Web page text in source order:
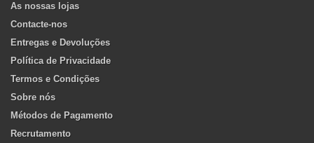
As nossas lojas
Contacte-nos
Entregas e Devoluções
Política de Privacidade
Termos e Condições
Sobre nós
Métodos de Pagamento
Recrutamento